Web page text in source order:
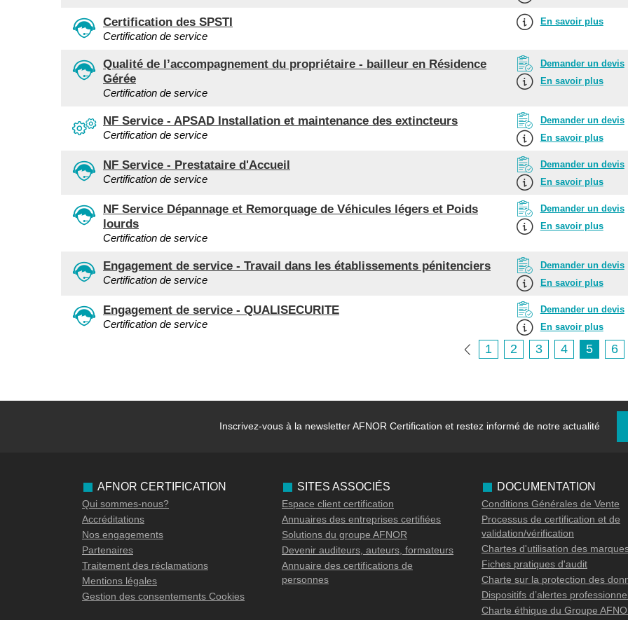
Certification des SPSTI
Certification de service
En savoir plus
Qualité de l’accompagnement du propriétaire - bailleur en Résidence
Gérée
Certification de service
Demander un devis
En savoir plus
NF Service - APSAD Installation et maintenance des extincteurs
Certification de service
Demander un devis
En savoir plus
NF Service - Prestataire d'Accueil
Certification de service
Demander un devis
En savoir plus
NF Service Dépannage et Remorquage de Véhicules légers et Poids
lourds
Certification de service
Demander un devis
En savoir plus
Engagement de service - Travail dans les établissements pénitenciers
Certification de service
Demander un devis
En savoir plus
Engagement de service - QUALISECURITE
Certification de service
Demander un devis
En savoir plus
1 2 3 4 5 6
Inscrivez-vous à la newsletterAFNOR Certification et restez informé de notre actualité
AFNOR CERTIFICATION
Qui sommes-nous?
Accréditations
Nos engagements
Partenaires
Traitement des réclamations
Mentions légales
Gestion des consentements Cookies
SITES ASSOCIÉS
Espace client certification
Annuaires des entreprises certifiées
Solutions du groupe AFNOR
Devenir auditeurs, auteurs, formateurs
Annuaire des certifications de
personnes
DOCUMENTATION
Conditions Générales de Vente
Processus de certification et de
validation/vérification
Chartes d'utilisation des
Fiches pratiques d'audit
Charte sur la protection des
Dispositifs d’alertes
Charte éthique du Groupe